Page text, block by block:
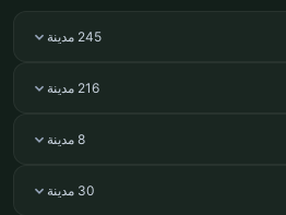
245 مدينة
216 مدينة
8 مدينة
30 مدينة